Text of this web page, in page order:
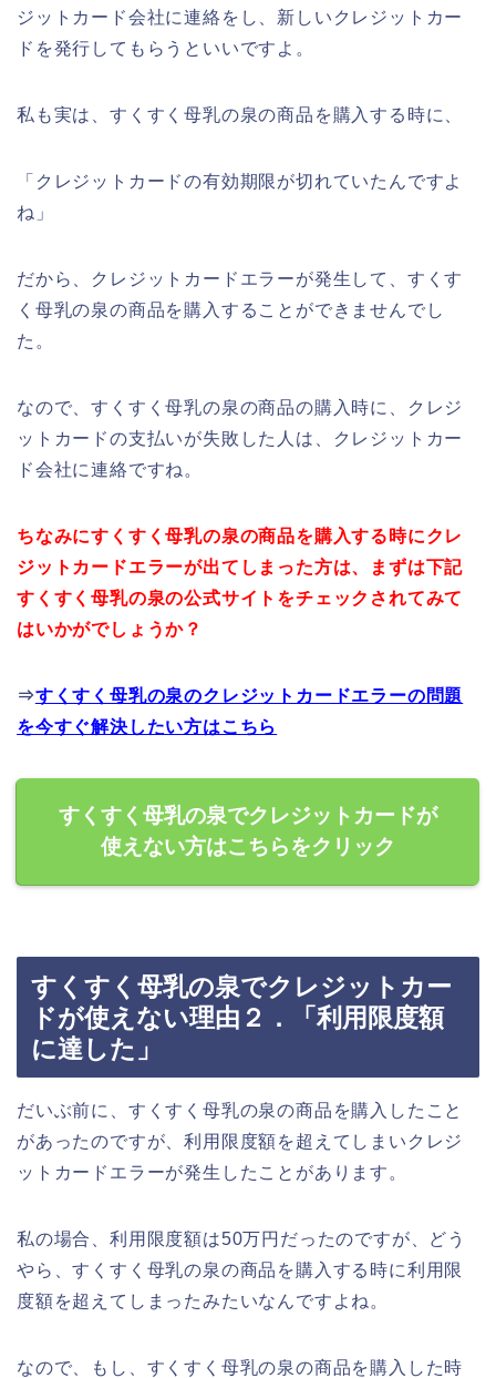
ジットカード会社に連絡をし、新しいクレジットカー
ドを発行してもらうといいですよ。
私も実は、すくすく母乳の泉の商品を購入する時に、
「クレジットカードの有効期限が切れていたんですよ
ね」
だから、クレジットカードエラーが発生して、すくす
く母乳の泉の商品を購入することができませんでし
た。
なので、すくすく母乳の泉の商品の購入時に、クレジ
ットカードの支払いが失敗した人は、クレジットカー
ド会社に連絡ですね。
ちなみにすくすく母乳の泉の商品を購入する時にクレ
ジットカードエラーが出てしまった方は、まずは下記
すくすく母乳の泉の公式サイトをチェックされてみて
はいかがでしょうか？
⇒すくすく母乳の泉のクレジットカードエラーの問題
を今すぐ解決したい方はこちら
すくすく母乳の泉でクレジットカードが
使えない方はこちらをクリック
すくすく母乳の泉でクレジットカー
ドが使えない理由２．「利用限度額
に達した」
だいぶ前に、すくすく母乳の泉の商品を購入したこと
があったのですが、利用限度額を超えてしまいクレジ
ットカードエラーが発生したことがあります。
私の場合、利用限度額は50万円だったのですが、どう
やら、すくすく母乳の泉の商品を購入する時に利用限
度額を超えてしまったみたいなんですよね。
なので、もし、すくすく母乳の泉の商品を購入した時